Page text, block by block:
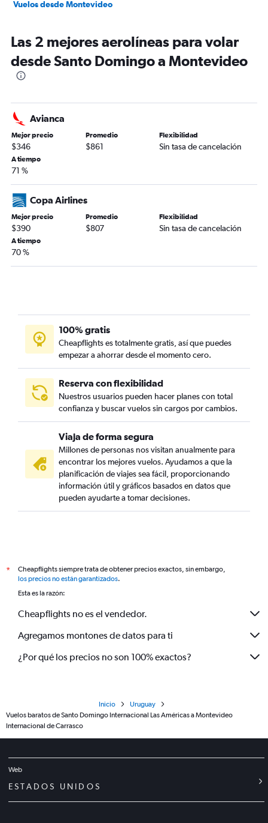
Vuelos desde Montevideo
Las 2 mejores aerolíneas para volar
desde Santo Domingo a Montevideo
Avianca
Mejor precio
$346
Promedio
$861
Flexibilidad
Sin tasa de cancelación
A tiempo
71 %
Copa Airlines
Mejor precio
$390
Promedio
$807
Flexibilidad
Sin tasa de cancelación
A tiempo
70 %
100% gratis
Cheapflights es totalmente gratis, así que puedes
empezar a ahorrar desde el momento cero.
Reserva con flexibilidad
Nuestros usuarios pueden hacer planes con total
confianza y buscar vuelos sin cargos por cambios.
Viaja de forma segura
Millones de personas nos visitan anualmente para
encontrar los mejores vuelos. Ayudamos a que la
planificación de viajes sea fácil, proporcionando
información útil y gráficos basados en datos que
pueden ayudarte a tomar decisiones.
*
Cheapflights siempre trata de obtener precios exactos, sin embargo,
los precios no están garantizados.
Esta es la razón:
Cheapflights no es el vendedor.
Agregamos montones de datos para ti
¿Por qué los precios no son 100% exactos?
Inicio
Uruguay
Vuelos baratos de Santo Domingo Internacional Las Américas a Montevideo
Internacional de Carrasco
Web
ESTADOS UNIDOS